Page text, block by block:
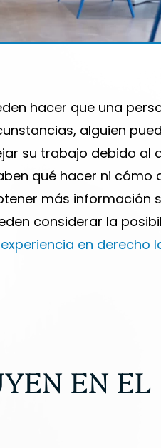
hacer que una
alguien
su trabajo debido al
qué hacer ni cómo
más información
considerar la
en derecho
EN EL